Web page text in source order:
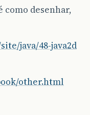
como desenhar,
java/48-java2d
other.html